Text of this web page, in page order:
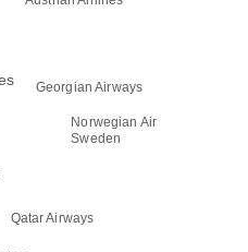
Georgian Airways
Norwegian Air
Sweden
Qatar Airways